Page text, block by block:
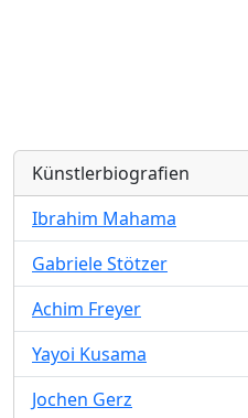
Künstlerbiografien
Ibrahim Mahama
Gabriele Stötzer
Achim Freyer
Yayoi Kusama
Jochen Gerz